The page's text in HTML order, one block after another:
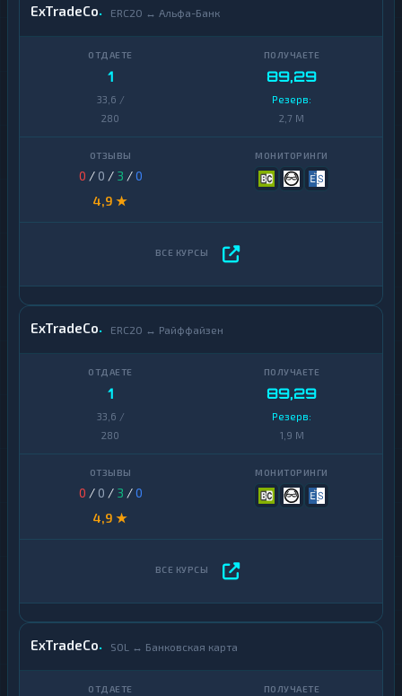
ExTradeCo ERC20 ↔ Альфа-Банк
1
33,6 /
280
89,29
Резерв:
2,7 M
0 / 0 / 3 /0
4,9 ★
ExTradeCo ERC20 ↔ Райффайзен
1
33,6 /
280
89,29
Резерв:
1,9 M
0 / 0 / 3 /0
4,9 ★
ExTradeCo SOL ↔ Банковская карта